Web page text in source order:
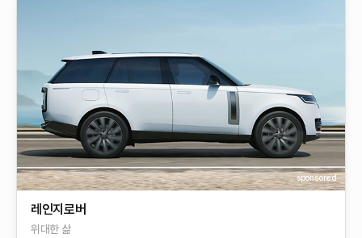
sponsored
레인지로버
위대한 삶